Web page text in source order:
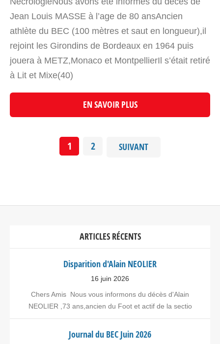
Jean Louis MASSE à l’age de 80 ansAncien
athlète du BEC (100 mètres et saut en longueur),il
rejoint les Girondins de Bordeaux en 1964 puis
jouera à METZ,Monaco et MontpellierIl s’était retiré
à Lit et Mixe(40)
EN SAVOIR PLUS
1 2 SUIVANT
ARTICLES RÉCENTS
Disparition d'Alain NEOLIER
16 juin 2026
Chers Amis Nous vous informons du décès d'Alain
NEOLIER ,73 ans,ancien du Foot et actif de la sectio
Journal du BEC Juin 2026